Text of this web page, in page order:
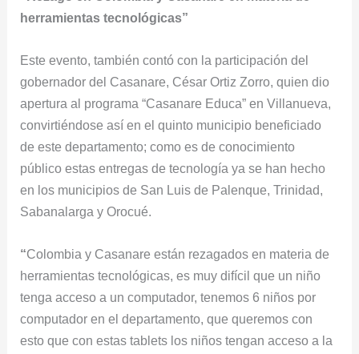
herramientas tecnológicas”
Este evento, también contó con la participación del
gobernador del Casanare, César Ortiz Zorro, quien dio
apertura al programa “Casanare Educa” en Villanueva,
convirtiéndose así en el quinto municipio beneficiado
de este departamento; como es de conocimiento
público estas entregas de tecnología ya se han hecho
en los municipios de San Luis de Palenque, Trinidad,
Sabanalarga y Orocué.
“Colombia y Casanare están rezagados en materia de
herramientas tecnológicas, es muy difícil que un niño
tenga acceso a un computador, tenemos 6 niños por
computador en el departamento, que queremos con
esto que con estas tablets los niños tengan acceso a la